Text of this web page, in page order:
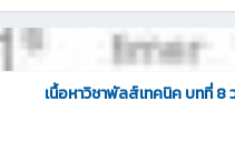
เนื้อหาวิชาพัลส์เทคนิค บทที่ 8